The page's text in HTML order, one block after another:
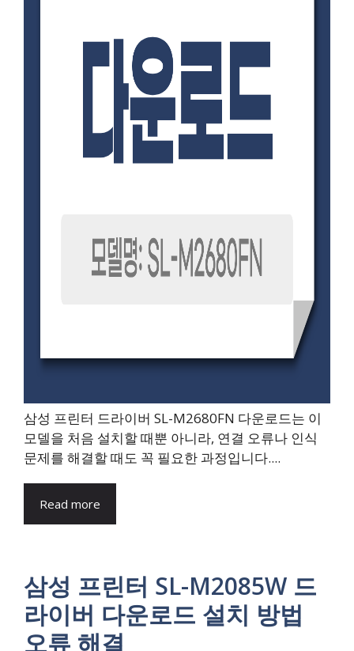
삼성 프린터 드라이버 SL-M2680FN 다운로드는 이
모델을 처음 설치할 때뿐 아니라, 연결 오류나 인식
문제를 해결할 때도 꼭 필요한 과정입니다....
Read more
삼성 프린터 SL-M2085W 드
라이버 다운로드 설치 방법
오류 해결